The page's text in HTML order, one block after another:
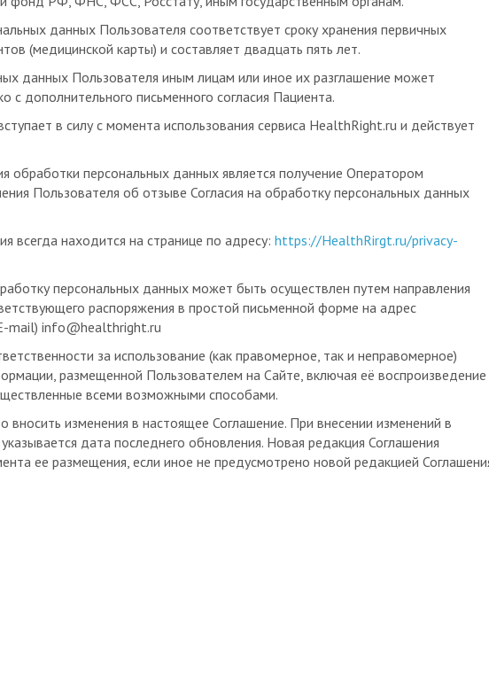
данных Пользователя соответствует сроку хранения первичных
(медицинской карты) и составляет двадцать пять лет.
данных Пользователя иным лицам или иное их разглашение может
с дополнительного письменного согласия Пациента.
в силу с момента использования сервиса HealthRight.ru и действует
обработки персональных данных является получение Оператором
Пользователя об отзыве Согласия на обработку персональных данных
всегда находится на странице по адресу:
персональных данных может быть осуществлен путем направления
распоряжения в простой письменной форме на адрес
mail)info@healthright.ru
за использование (как правомерное, так и неправомерное)
размещенной Пользователем на Сайте, включая её воспроизведение и
всеми возможными способами.
вносить изменения в настоящее Соглашение. При внесении изменений в
дата последнего обновления. Новая редакция Соглашения
ее размещения, если иное не предусмотрено новой редакцией Соглашения.